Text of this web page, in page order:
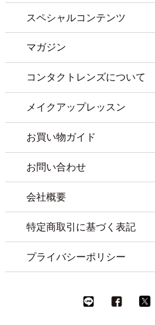
スペシャルコンテンツ
マガジン
コンタクトレンズについて
メイクアップレッスン
お買い物ガイド
お問い合わせ
会社概要
特定商取引に基づく表記
プライバシーポリシー